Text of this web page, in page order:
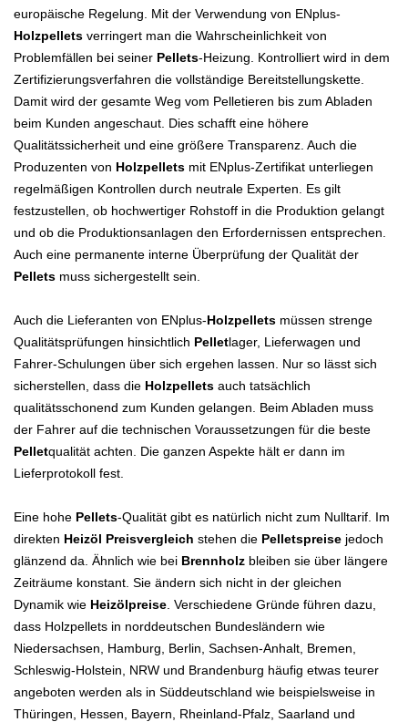
europäische Regelung. Mit der Verwendung von ENplus-
Holzpellets verringert man die Wahrscheinlichkeit von
Problemfällen bei seiner Pellets-Heizung. Kontrolliert wird in dem
Zertifizierungsverfahren die vollständige Bereitstellungskette.
Damit wird der gesamte Weg vom Pelletieren bis zum Abladen
beim Kunden angeschaut. Dies schafft eine höhere
Qualitätssicherheit und eine größere Transparenz. Auch die
Produzenten von Holzpellets mit ENplus-Zertifikat unterliegen
regelmäßigen Kontrollen durch neutrale Experten. Es gilt
festzustellen, ob hochwertiger Rohstoff in die Produktion gelangt
und ob die Produktionsanlagen den Erfordernissen entsprechen.
Auch eine permanente interne Überprüfung der Qualität der
Pellets muss sichergestellt sein.
Auch die Lieferanten von ENplus-Holzpellets müssen strenge
Qualitätsprüfungen hinsichtlich Pelletlager, Lieferwagen und
Fahrer-Schulungen über sich ergehen lassen. Nur so lässt sich
sicherstellen, dass die Holzpellets auch tatsächlich
qualitätsschonend zum Kunden gelangen. Beim Abladen muss
der Fahrer auf die technischen Voraussetzungen für die beste
Pelletqualität achten. Die ganzen Aspekte hält er dann im
Lieferprotokoll fest.
Eine hohe Pellets-Qualität gibt es natürlich nicht zum Nulltarif. Im
direkten Heizöl Preisvergleich stehen die Pelletspreise jedoch
glänzend da. Ähnlich wie bei Brennholz bleiben sie über längere
Zeiträume konstant. Sie ändern sich nicht in der gleichen
Dynamik wie Heizölpreise . Verschiedene Gründe führen dazu,
dass Holzpellets in norddeutschen Bundesländern wie
Niedersachsen, Hamburg, Berlin, Sachsen-Anhalt, Bremen,
Schleswig-Holstein, NRW und Brandenburg häufig etwas teurer
angeboten werden als in Süddeutschland wie beispielsweise in
Thüringen, Hessen, Bayern, Rheinland-Pfalz, Saarland und